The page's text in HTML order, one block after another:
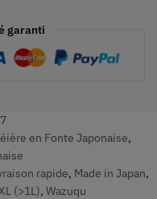
garanti
en Fonte Japonaise,
rapide, Made in Japan,
(>1L), Wazuqu